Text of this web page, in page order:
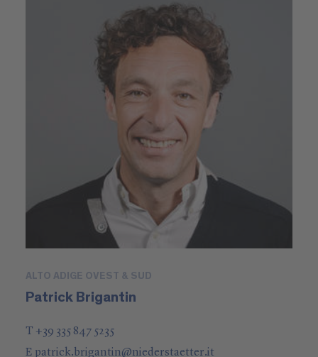
ALTO ADIGE OVEST & SUD
Patrick Brigantin
T +39 335 847 5235
E patrick.brigantin@niederstaetter.it